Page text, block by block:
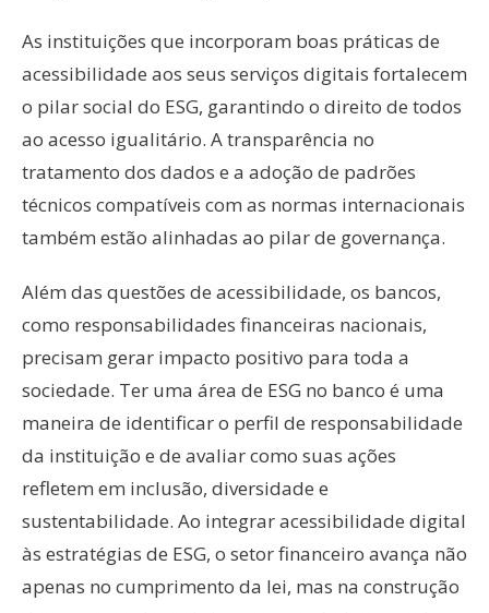
As instituições que incorporam boas práticas de
acessibilidade aos seus serviços digitais fortalecem
o pilar social do ESG, garantindo o direito de todos
ao acesso igualitário. A transparência no
tratamento dos dados e a adoção de padrões
técnicos compatíveis com as normas internacionais
também estão alinhadas ao pilar de governança.
Além das questões de acessibilidade, os bancos,
como responsabilidades financeiras nacionais,
precisam gerar impacto positivo para toda a
sociedade. Ter uma área de ESG no banco é uma
maneira de identificar o perfil de responsabilidade
da instituição e de avaliar como suas ações
refletem em inclusão, diversidade e
sustentabilidade. Ao integrar acessibilidade digital
às estratégias de ESG, o setor financeiro avança não
apenas no cumprimento da lei, mas na construção